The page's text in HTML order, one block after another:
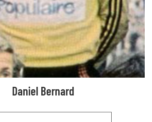
Daniel Bernard